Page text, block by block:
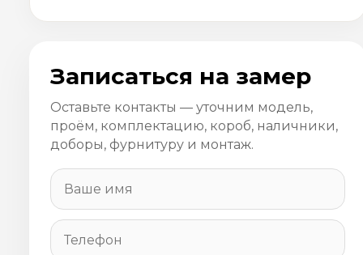
Записаться на замер
Оставьте контакты — уточним модель,
проём, комплектацию, короб, наличники,
доборы, фурнитуру и монтаж.